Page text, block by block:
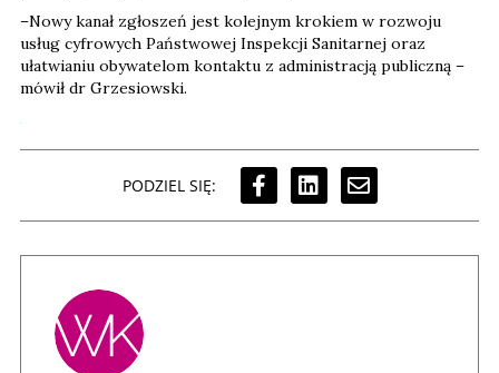
–Nowy kanał zgłoszeń jest kolejnym krokiem w rozwoju
usług cyfrowych Państwowej Inspekcji Sanitarnej oraz
ułatwianiu obywatelom kontaktu z administracją publiczną –
mówił dr Grzesiowski.
PODZIEL SIĘ: